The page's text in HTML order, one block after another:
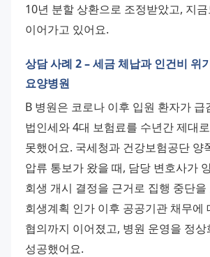
10년 분할 상환으로 조정받았고, 지
이어가고 있어요.
상담 사례 2 – 세금 체납과 인건비 위
요양병원
B 병원은 코로나 이후 입원 환자가 급
법인세와 4대 보험료를 수년간 제대
못했어요. 국세청과 건강보험공단 양
압류 통보가 왔을 때, 담당 변호사가
회생 개시 결정을 근거로 집행 중단을
회생계획 인가 이후 공공기관 채무에
협의까지 이어졌고, 병원 운영을 정상
성공했어요.